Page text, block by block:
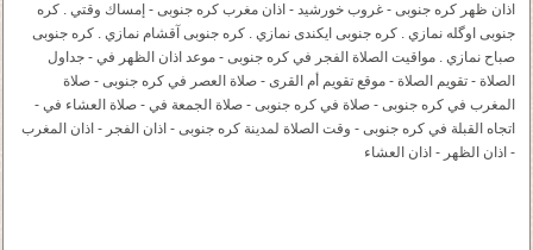
اذان ظهر کره جنوبی - غروب خورشید - اذان مغرب کره جنوبی - إمساك وقتي . کره
جنوبی اوگله نمازي . کره جنوبی ايكندى نمازي . کره جنوبی آقشام نمازي . کره جنوبی
صباح نمازي . مواقيت الصلاة الفجر في کره جنوبی - موعد اذان الظهر في - جداول
الصلاة - تقويم الصلاة - موقع تقويم أم القرى - صلاة العصر في کره جنوبی - صلاة
المغرب في کره جنوبی - صلاة في کره جنوبی - صلاة الجمعة في - صلاة العشاء في -
اتجاه القبلة في کره جنوبی - وقت الصلاة لمدينة کره جنوبی - اذان الفجر - اذان المغرب
- اذان الظهر - اذان العشاء